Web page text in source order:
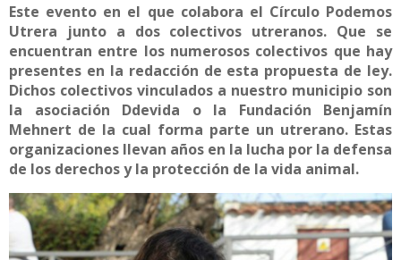
Este evento en el que colabora el Círculo Podemos
Utrera junto a dos colectivos utreranos. Que se
encuentran entre los numerosos colectivos que hay
presentes en la redacción de esta propuesta de ley.
Dichos colectivos vinculados a nuestro municipio son
la asociación Ddevida o la Fundación Benjamín
Mehnert de la cual forma parte un utrerano. Estas
organizaciones llevan años en la lucha por la defensa
de los derechos y la protección de la vida animal.